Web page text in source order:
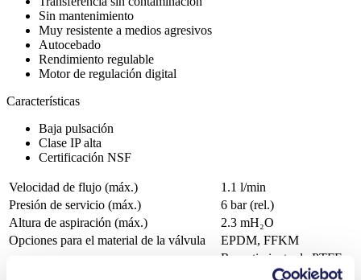
Sin mantenimiento
Muy resistente a medios agresivos
Autocebado
Rendimiento regulable
Motor de regulación digital
Características
Baja pulsación
Clase IP alta
Certificación NSF
Velocidad de flujo (máx.)
1.1 l/min
Presión de servicio (máx.)
6 bar (rel.)
Altura de aspiración (máx.)
2.3 mH₂O
Opciones para el material de la válvula
EPDM, FFKM
Revestimiento de PTFE,